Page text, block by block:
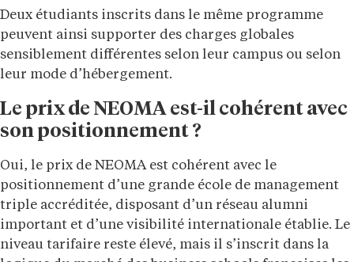
Deux étudiants inscrits dans le même programme
peuvent ainsi supporter des charges globales
sensiblement différentes selon leur campus ou selon
leur mode d’hébergement.
Le prix de NEOMA est-il cohérent avec
son positionnement ?
Oui, le prix de NEOMA est cohérent avec le
positionnement d’une grande école de management
triple accréditée, disposant d’un réseau alumni
important et d’une visibilité internationale établie. Le
niveau tarifaire reste élevé, mais il s’inscrit dans la